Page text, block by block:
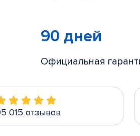
90 дней
Официальная
015 отзывов